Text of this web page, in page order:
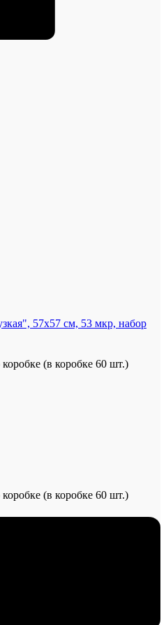
57x57 см, 53 мкр, набор
(в коробке 60 шт.)
(в коробке 60 шт.)